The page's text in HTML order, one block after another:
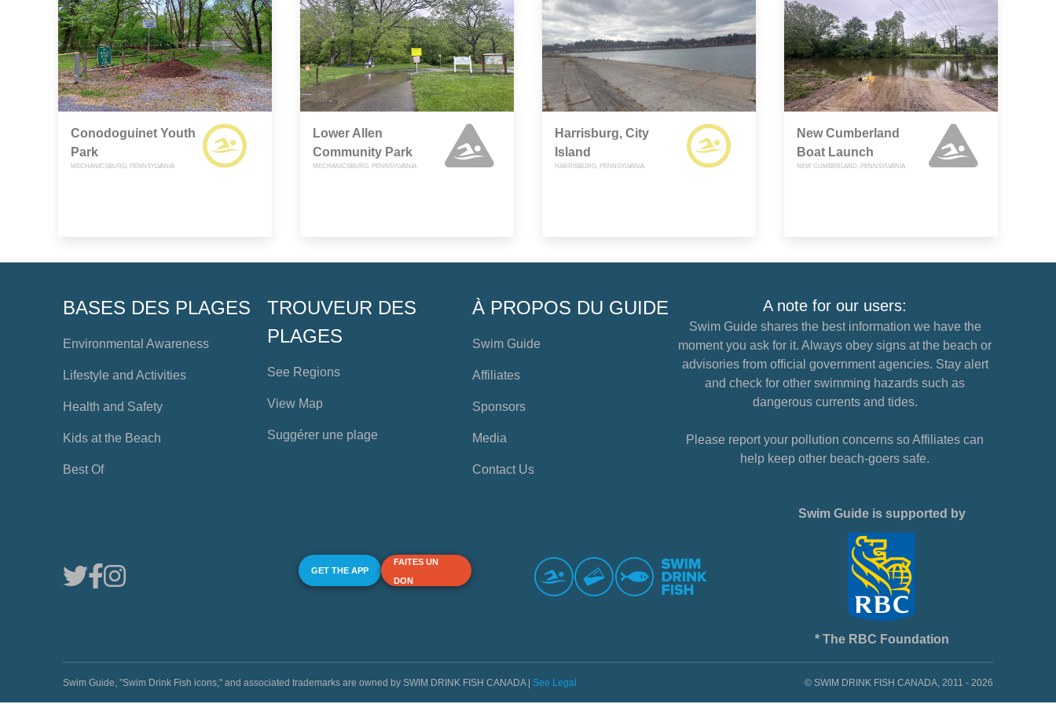
Conodoguinet Youth
Park
MECHANICSBURG, PENNSYLVANIA
Lower Allen
Community Park
MECHANICSBURG, PENNSYLVANIA
Harrisburg, City
Island
HARRISBURG, PENNSYLVANIA
New Cumberland
Boat Launch
NEW CUMBERLAND, PENNSYLVANIA
BASES DES PLAGES
Environmental Awareness
Lifestyle and Activities
Health and Safety
Kids at the Beach
Best Of
TROUVEUR DES
PLAGES
See Regions
View Map
Suggérer une plage
À PROPOS DU GUIDE
Swim Guide
Affiliates
Sponsors
Media
Contact Us
A note for our users:
Swim Guide shares the best information we have the
moment you ask for it. Always obey signs at the beach or
advisories from official government agencies. Stay alert
and check for other swimming hazards such as
dangerous currents and tides.
Please report your pollution concerns so Affiliates can
help keep other beach-goers safe.
GET THE APP
FAITES UN
DON
Swim Guide is supported by
* The RBC Foundation
Swim Guide, "Swim Drink Fish icons," and associated trademarks are owned by SWIM DRINK FISH CANADA | See Legal © SWIM DRINK FISH CANADA, 2011 - 2026